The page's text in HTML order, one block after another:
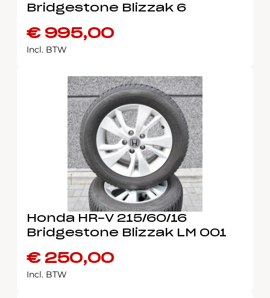
Bridgestone Blizzak 6
€995,00
Incl. BTW
Honda HR-V 215/60/16
Bridgestone Blizzak LM 001
€250,00
Incl. BTW